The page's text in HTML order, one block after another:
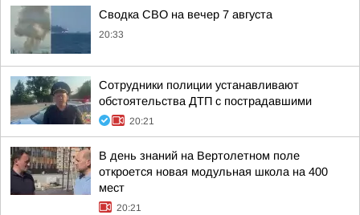
Сводка СВО на вечер 7 августа
20:33
Сотрудники полиции устанавливают
обстоятельства ДТП с пострадавшими
20:21
В день знаний на Вертолетном поле
откроется новая модульная школа на 400
мест
20:21